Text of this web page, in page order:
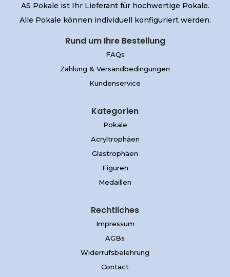
AS Pokale ist Ihr Lieferant für hochwertige Pokale.
Alle Pokale können individuell konfiguriert werden.
Rund um Ihre Bestellung
FAQs
Zahlung & Versandbedingungen
Kundenservice
Kategorien
Pokale
Acryltrophäen
Glastrophäen
Figuren
Medaillen
Rechtliches
Impressum
AGBs
Widerrufsbelehrung
Contact